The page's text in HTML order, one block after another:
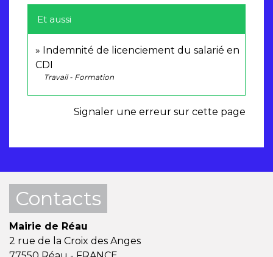
Et aussi
Indemnité de licenciement du salarié en
CDI
Travail - Formation
Signaler une erreur sur cette page
Contacts
Mairie de Réau
2 rue de la Croix des Anges